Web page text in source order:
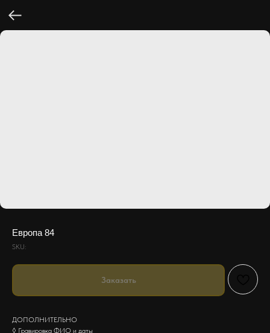
Европа 84
SKU:
Заказать
ДОПОЛНИТЕЛЬНО
◊ Гравировка ФИО и даты